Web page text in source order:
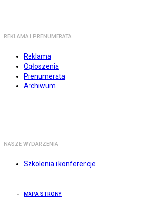
REKLAMA I PRENUMERATA
Reklama
Ogłoszenia
Prenumerata
Archiwum
NASZE WYDARZENIA
Szkolenia i konferencje
MAPA STRONY